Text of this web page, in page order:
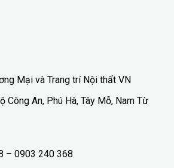
Mại và Trang trí Nội thất VN
Công An, Phú Hà, Tây Mỗ, Nam Từ
– 0903 240 368